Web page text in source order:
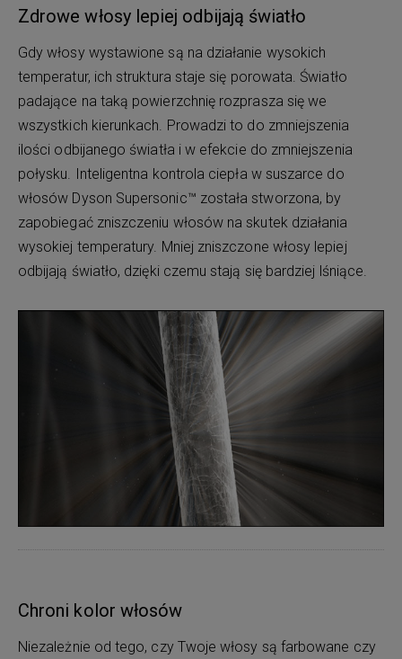
Zdrowe włosy lepiej odbijają światło
Gdy włosy wystawione są na działanie wysokich
temperatur, ich struktura staje się porowata. Światło
padające na taką powierzchnię rozprasza się we
wszystkich kierunkach. Prowadzi to do zmniejszenia
ilości odbijanego światła i w efekcie do zmniejszenia
połysku. Inteligentna kontrola ciepła w suszarce do
włosów Dyson Supersonic™ została stworzona, by
zapobiegać zniszczeniu włosów na skutek działania
wysokiej temperatury. Mniej zniszczone włosy lepiej
odbijają światło, dzięki czemu stają się bardziej lśniące.
Chroni kolor włosów
Niezależnie od tego, czy Twoje włosy są farbowane czy